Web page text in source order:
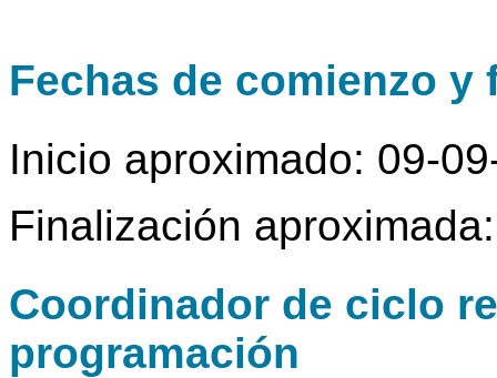
Fechas de comienzo y
Inicio aproximado: 09-
Finalización
Coordinador de ciclo
programación